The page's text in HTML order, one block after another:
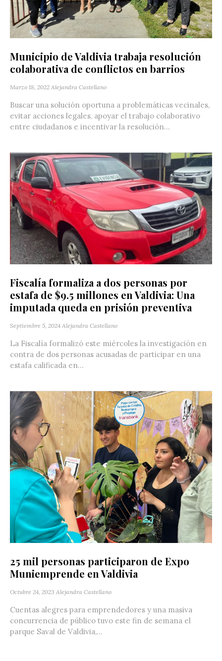
Municipio de Valdivia trabaja resolución
colaborativa de conflictos en barrios
Marzo 18, 2022 Alejandra Castellano
Buscar una solución oportuna a problemáticas vecinales,
evitar acciones legales, apoyar el trabajo colaborativo
entre ciudadanos e incentivar la resolución...
Fiscalía formaliza a dos personas por
estafa de $9.5 millones en Valdivia: Una
imputada queda en prisión preventiva
Septiembre 5, 2024 Alejandra Castellano
La Fiscalía formalizó este miércoles la investigación en
contra de dos personas acusadas de participar en una
estafa calificada en...
25 mil personas participaron de Expo
Muniemprende en Valdivia
Octubre 24, 2023 Alejandra Castellano
Cuentas alegres para emprendedores y una masiva
concurrencia de público tuvo este fin de semana el
parque Saval de Valdivia,...